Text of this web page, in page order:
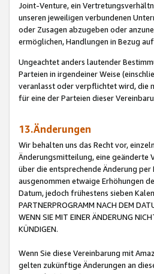
Joint-Venture, ein
unseren jeweiligen verbundenen
oder Zusagen abzugeben oder
ermöglichen, Handlungen in Bezug
Ungeachtet anders lautender
Parteien in irgendeiner Weise
veranlasst oder verpflichtet wird, die
für eine der Parteien dieser
13.Änderungen
Wir behalten uns das Recht vor,
Änderungsmitteilung, eine geänderte
über die entsprechende Änderung
ausgenommen etwaige Erhöhungen
Datum, jedoch frühestens sieben
PARTNERPROGRAMM NACH DEM
WENN SIE MIT EINER ÄNDERUNG
KÜNDIGEN.
Wenn Sie diese Vereinbarung mit
gelten zukünftige Änderungen an